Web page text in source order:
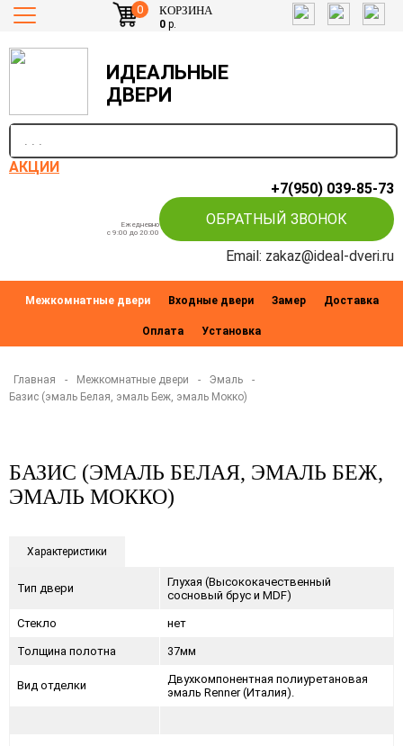
0 КОРЗИНА
0р.
ИДЕАЛЬНЫЕ
ДВЕРИ
АКЦИИ
+7(950) 039-85-73
Ежедневно
c 9:00 до 20:00
ОБРАТНЫЙ ЗВОНОК
Email: zakaz@ideal-dveri.ru
Межкомнатные двери Входные двери Замер Доставка
Оплата Установка
Главная - Межкомнатные двери - Эмаль
-
Базис (эмаль Белая, эмаль Беж, эмаль Мокко)
БАЗИС (ЭМАЛЬ БЕЛАЯ, ЭМАЛЬ БЕЖ,
ЭМАЛЬ МОККО)
Характеристики
Тип двери
Глухая (Высококачественный
сосновый брус и MDF)
Стекло нет
Толщина полотна 37мм
Вид отделки
Двухкомпонентная полиуретановая
эмаль Renner (Италия).